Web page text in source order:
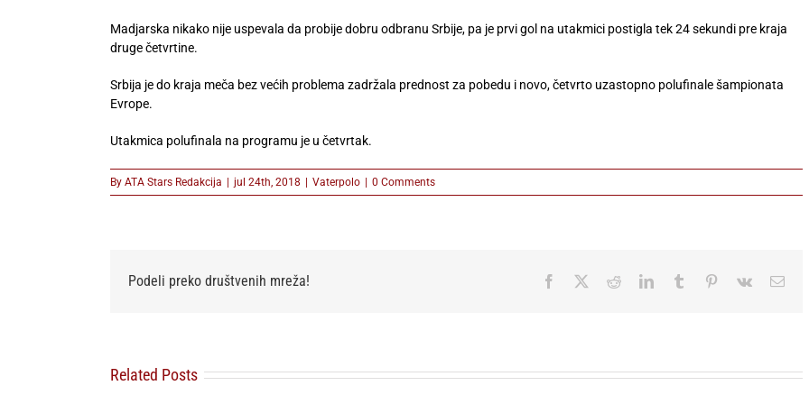
Madjarska nikako nije uspevala da probije dobru odbranu Srbije, pa je prvi gol na utakmici postigla tek 24 sekundi pre kraja
druge četvrtine.
Srbija je do kraja meča bez većih problema zadržala prednost za pobedu i novo, četvrto uzastopno polufinale šampionata
Evrope.
Utakmica polufinala na programu je u četvrtak.
By ATA Stars Redakcija | jul 24th, 2018 | Vaterpolo | 0 Comments
Podeli preko društvenih mreža! Facebook RedditLinkedInTumblr Pinterest
Vk
Related Posts